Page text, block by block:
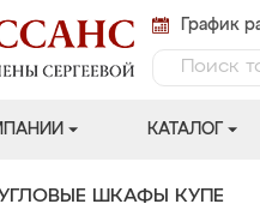
График
КАТАЛОГ
УГЛОВЫЕ ШКАФЫ КУПЕ